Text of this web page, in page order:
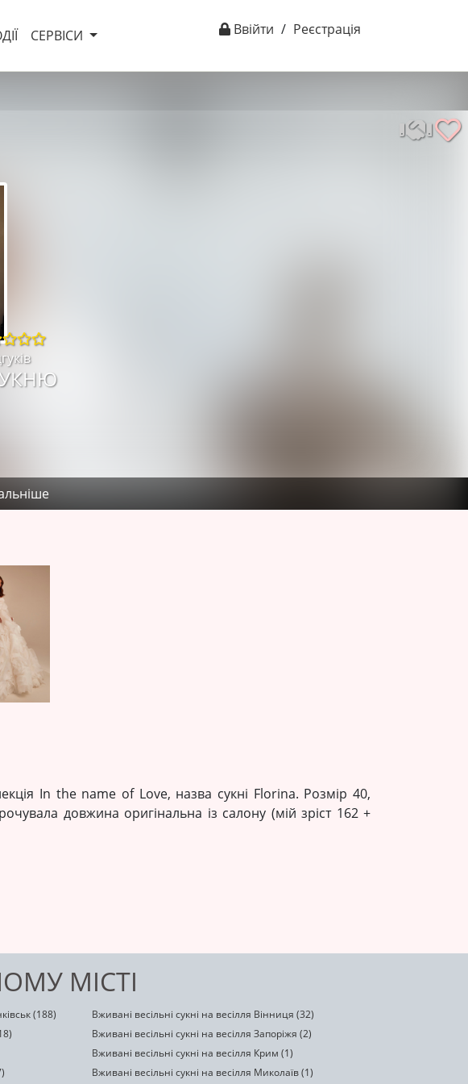
СЕРВІСИ Ввійти / Реєстрація
In the name of Love, назва сукні Florina. Розмір 40,
довжина оригінальна із салону (мій зріст 162 +
МІСТІ
(188)
Вживані весільні сукні на весілля Вінниця (32)
Вживані весільні сукні на весілля Запоріжя (2)
Вживані весільні сукні на весілля Крим (1)
Вживані весільні сукні на весілля Миколаїв (1)